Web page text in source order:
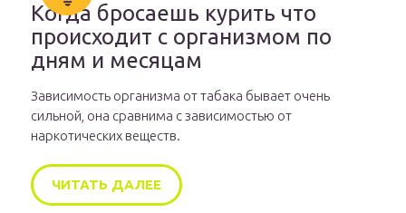
Когда бросаешь курить что
происходит с организмом по
дням и месяцам
Зависимость организма от табака бывает очень
сильной, она сравнима с зависимостью от
наркотических веществ.
ЧИТАТЬ ДАЛЕЕ